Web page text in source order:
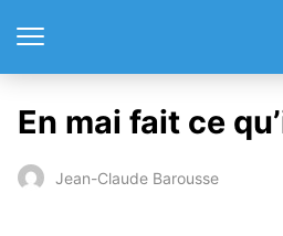
En mai fait ce
Jean-Claude Barousse